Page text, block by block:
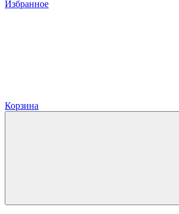
Избранное
Корзина